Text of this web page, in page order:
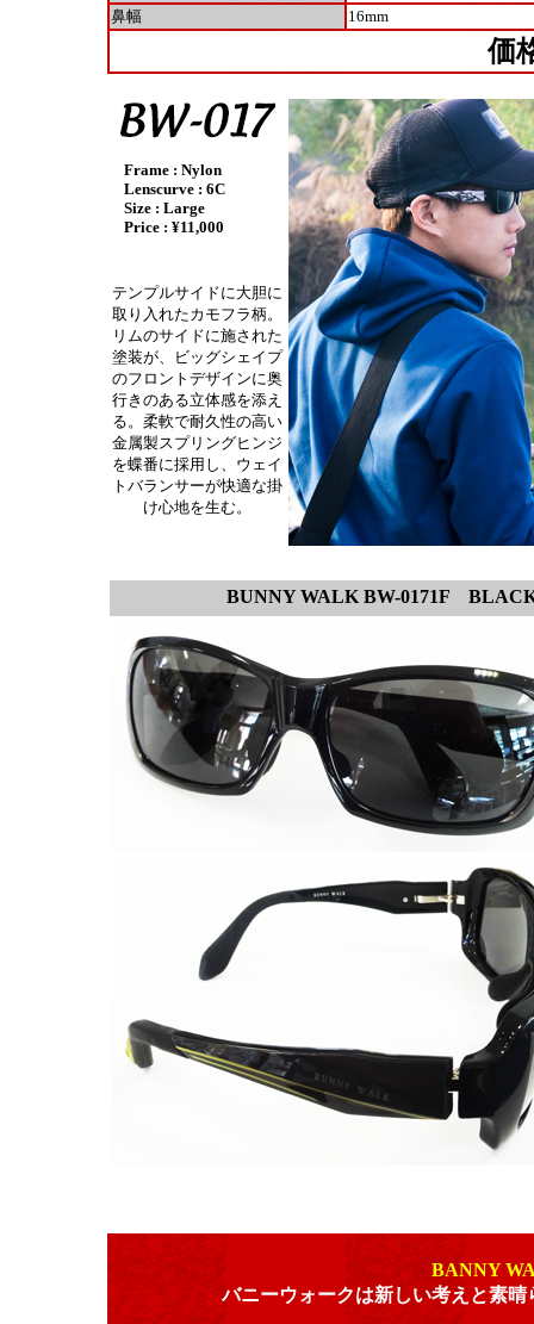
鼻幅
16mm
価
Frame : Nylon
Lenscurve : 6C
Size : Large
Price : ¥11,000
テンプルサイドに大胆に
取り入れたカモフラ柄。
リムのサイドに施された
塗装が、ビッグシェイプ
のフロントデザインに奥
行きのある立体感を添え
る。柔軟で耐久性の高い
金属製スプリングヒンジ
を蝶番に採用し、ウェイ
トバランサーが快適な掛
け心地を生む。
BUNNY WALK BW-0171F
BANNY
バニーウォークは新しい考えと素